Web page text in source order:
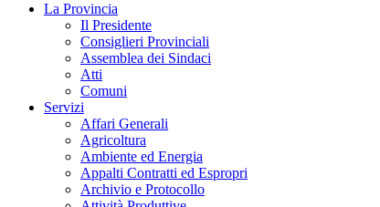
La Provincia
Il Presidente
Consiglieri Provinciali
Assemblea dei Sindaci
Atti
Comuni
Servizi
Affari Generali
Agricoltura
Ambiente ed Energia
Appalti Contratti ed Espropri
Archivio e Protocollo